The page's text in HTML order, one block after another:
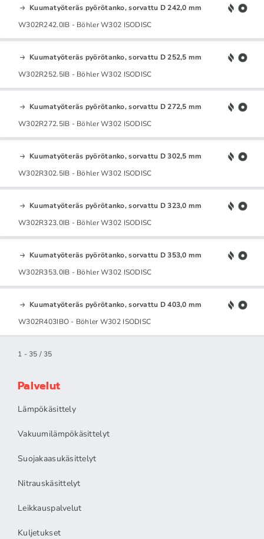
Kuumatyöteräs pyörötanko, sorvattu D 242,0 mm
W302R242.0IB - Böhler W302 ISODISC
Kuumatyöteräs pyörötanko, sorvattu D 252,5 mm
W302R252.5IB - Böhler W302 ISODISC
Kuumatyöteräs pyörötanko, sorvattu D 272,5 mm
W302R272.5IB - Böhler W302 ISODISC
Kuumatyöteräs pyörötanko, sorvattu D 302,5 mm
W302R302.5IB - Böhler W302 ISODISC
Kuumatyöteräs pyörötanko, sorvattu D 323,0 mm
W302R323.0IB - Böhler W302 ISODISC
Kuumatyöteräs pyörötanko, sorvattu D 353,0 mm
W302R353.0IB - Böhler W302 ISODISC
Kuumatyöteräs pyörötanko, sorvattu D 403,0 mm
W302R403IBO - Böhler W302 ISODISC
1 - 35 / 35
Palvelut
Lämpökäsittely
Vakuumilämpökäsittelyt
Suojakaasukäsittelyt
Nitrauskäsittelyt
Leikkauspalvelut
Kuljetukset